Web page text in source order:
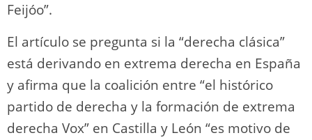
Feijóo”.
El artículo se pregunta si la “derecha clásica”
está derivando en extrema derecha en España
y afirma que la coalición entre “el histórico
partido de derecha y la formación de extrema
derecha Vox” en Castilla y León “es motivo de